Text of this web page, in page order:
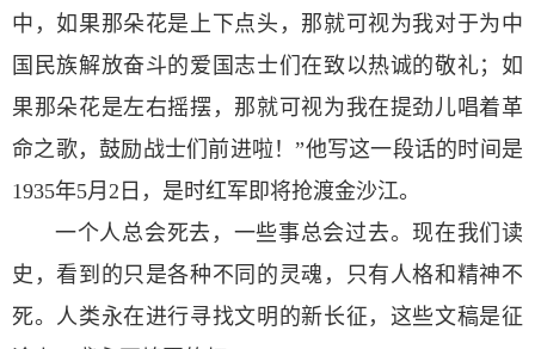
中，如果那朵花是上下点头，那就可视为我对于为中
国民族解放奋斗的爱国志士们在致以热诚的敬礼；如
果那朵花是左右摇摆，那就可视为我在提劲儿唱着革
命之歌，鼓励战士们前进啦！”他写这一段话的时间是
1935年5月2日，是时红军即将抢渡金沙江。
一个人总会死去，一些事总会过去。现在我们读
史，看到的只是各种不同的灵魂，只有人格和精神不
死。人类永在进行寻找文明的新长征，这些文稿是征